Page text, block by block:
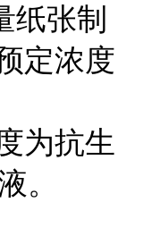
纸张制
定浓度
为抗生
。